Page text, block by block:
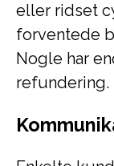
eller ridset
forventede
Nogle har
refundering.